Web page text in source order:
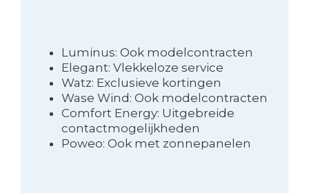
Luminus: Ook modelcontracten
Elegant: Vlekkeloze service
Watz: Exclusieve kortingen
Wase Wind: Ook modelcontracten
Comfort Energy: Uitgebreide
contactmogelijkheden
Poweo: Ook met zonnepanelen